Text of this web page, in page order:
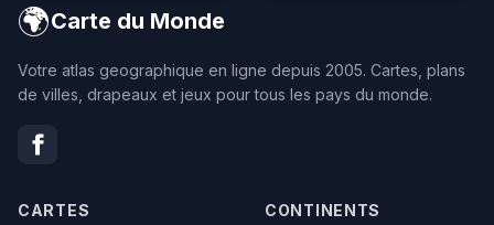
🌍Carte du Monde
Votre atlas geographique en ligne depuis 2005. Cartes, plans
de villes, drapeaux et jeux pour tous les pays du monde.
CARTES CONTINENTS